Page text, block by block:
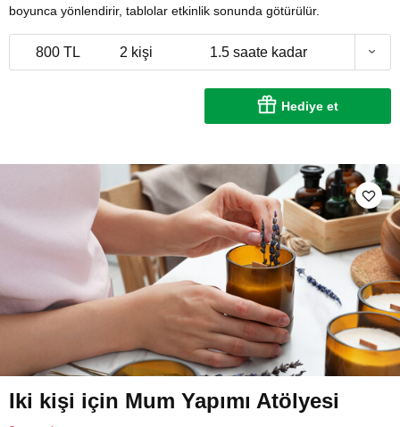
boyunca yönlendirir, tablolar etkinlik sonunda götürülür.
800 TL 2 kişi 1.5 saate kadar
Hediye et
Iki kişi için Mum Yapımı Atölyesi